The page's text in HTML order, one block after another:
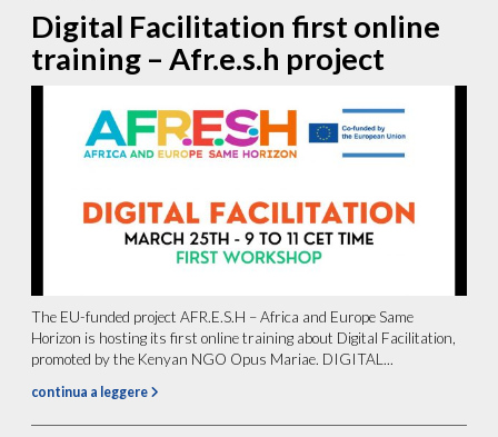
Digital Facilitation first online
training – Afr.e.s.h project
The EU-funded project AFR.E.S.H – Africa and Europe Same
Horizon is hosting its first online training about Digital Facilitation,
promoted by the Kenyan NGO Opus Mariae. DIGITAL...
continua a leggere